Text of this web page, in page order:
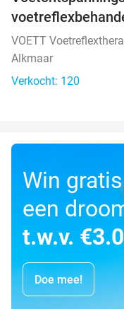
OUT
VOETT
Alkmaar
Verkocht: 120
Win gratis
een
t.w.v.
Doe mee!